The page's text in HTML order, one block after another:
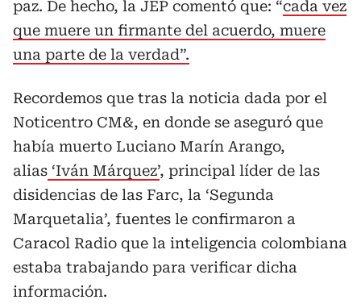
paz. De hecho, la JEP comentó que: “cada vez
que muere un firmante del acuerdo, muere
una parte de la verdad”.
Recordemos que tras la noticia dada por el
Noticentro CM&, en donde se aseguró que
había muerto Luciano Marín Arango,
alias ‘Iván Márquez’, principal líder de las
disidencias de las Farc, la ‘Segunda
Marquetalia’, fuentes le confirmaron a
Caracol Radio que la inteligencia colombiana
estaba trabajando para verificar dicha
información.